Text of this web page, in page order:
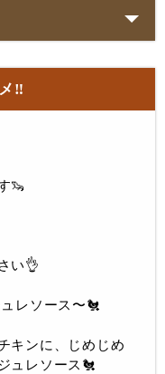
‼︎
🦦
い👌
レソース〜🐔
キンに、じめじめ
ュレソース🐔